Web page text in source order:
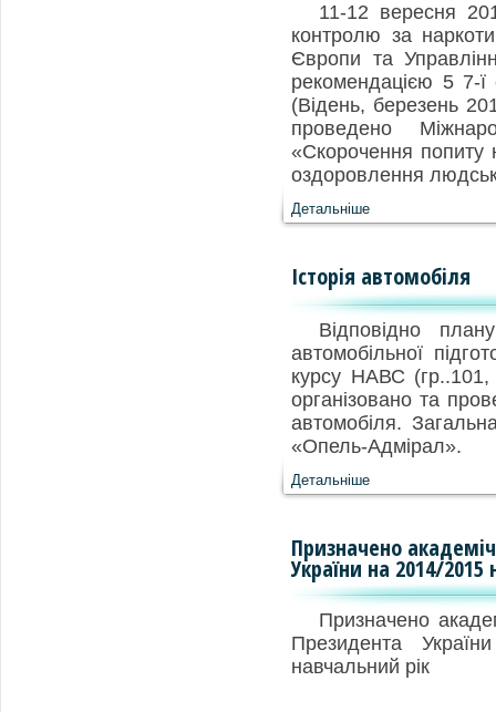
11-12 вересня
контролю за
Європи та
рекомендацією 5 7-ї
(Відень, березень
проведено
«Скорочення попиту
оздоровлення
Детальніше
Історія автомобіля
Відповідно
автомобільної
курсу НАВС
організовано та
автомобіля.
«Опель-Адмірал».
Детальніше
Призначено
України на 2014/2015
Призначено
Президента
навчальний рік